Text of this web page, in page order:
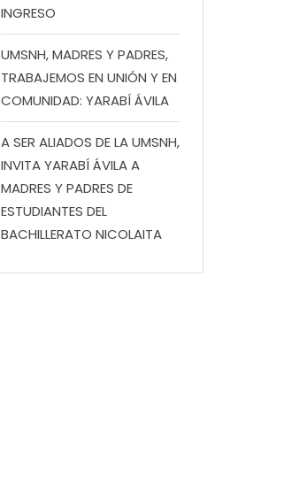
INGRESO
UMSNH, MADRES Y PADRES,
TRABAJEMOS EN UNIÓN Y EN
COMUNIDAD: YARABÍ ÁVILA
A SER ALIADOS DE LA UMSNH,
INVITA YARABÍ ÁVILA A
MADRES Y PADRES DE
ESTUDIANTES DEL
BACHILLERATO NICOLAITA